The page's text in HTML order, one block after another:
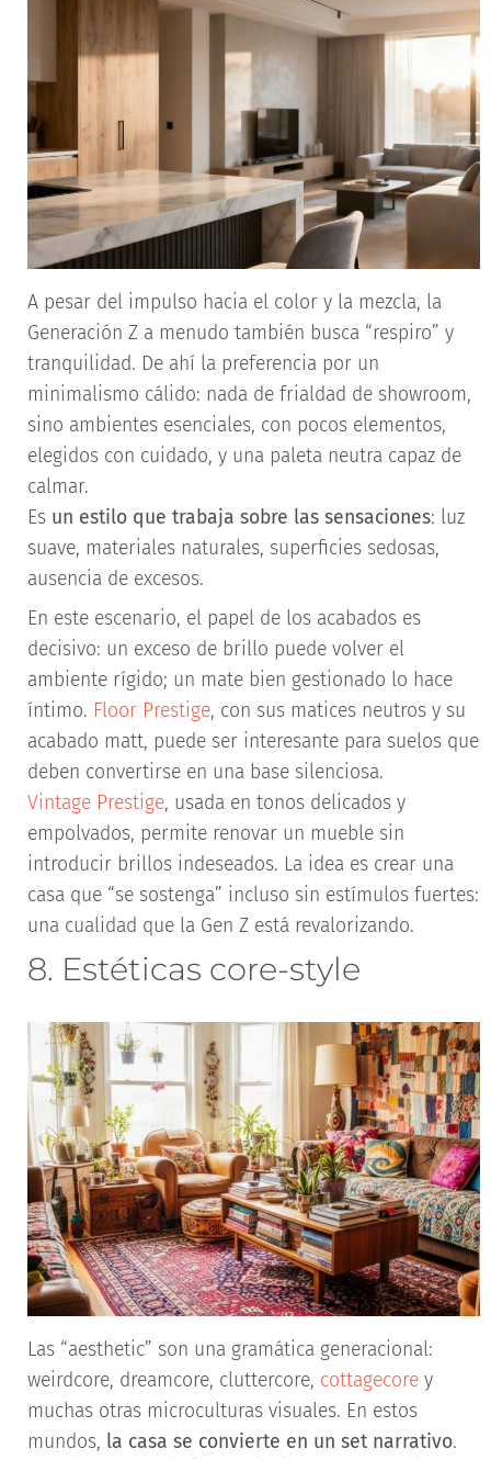
A pesar del impulso hacia el color y la mezcla, la
Generación Z a menudo también busca “respiro” y
tranquilidad. De ahí la preferencia por un
minimalismo cálido: nada de frialdad de showroom,
sino ambientes esenciales, con pocos elementos,
elegidos con cuidado, y una paleta neutra capaz de
calmar.
Es un estilo que trabaja sobre las sensaciones: luz
suave, materiales naturales, superficies sedosas,
ausencia de excesos.
En este escenario, el papel de los acabados es
decisivo: un exceso de brillo puede volver el
ambiente rígido; un mate bien gestionado lo hace
íntimo. Floor Prestige, con sus matices neutros y su
acabado matt, puede ser interesante para suelos que
deben convertirse en una base silenciosa.
Vintage Prestige, usada en tonos delicados y
empolvados, permite renovar un mueble sin
introducir brillos indeseados. La idea es crear una
casa que “se sostenga” incluso sin estímulos fuertes:
una cualidad que la Gen Z está revalorizando.
8. Estéticas core-style
Las “aesthetic” son una gramática generacional:
weirdcore, dreamcore, cluttercore, cottagecore y
muchas otras microculturas visuales. En estos
mundos, la casa se convierte en un set narrativo.